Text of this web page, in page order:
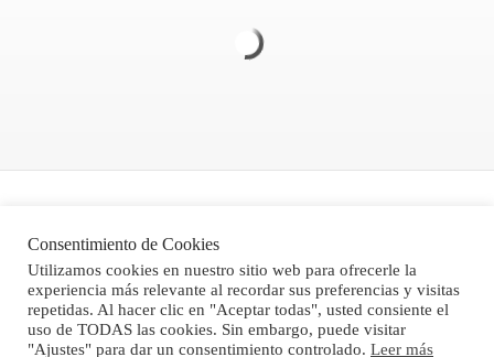
Aviso legal
Condiciones Generales de Venta
®Stone Computer, S.L. 2024
Consentimiento de Cookies
Utilizamos cookies en nuestro sitio web para ofrecerle la
experiencia más relevante al recordar sus preferencias y visitas
repetidas. Al hacer clic en "Aceptar todas", usted consiente el
uso de TODAS las cookies. Sin embargo, puede visitar
"Ajustes" para dar un consentimiento controlado. Leer más